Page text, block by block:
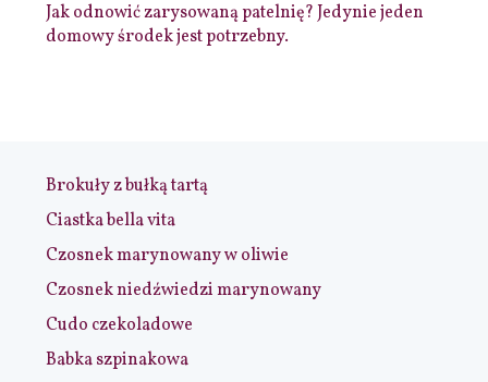
Jak odnowić zarysowaną patelnię? Jedynie jeden
domowy środek jest potrzebny.
Brokuły z bułką tartą
Ciastka bella vita
Czosnek marynowany w oliwie
Czosnek niedźwiedzi marynowany
Cudo czekoladowe
Babka szpinakowa